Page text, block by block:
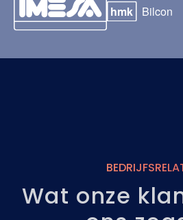
Wat onze